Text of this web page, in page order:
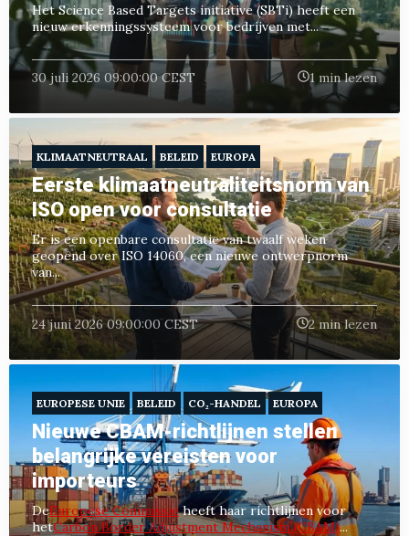
Het Science Based Targets initiative (SBTi) heeft een
nieuw erkenningssysteem voor bedrijven met...
30 juli 2026 09:00:00 CEST 1 min lezen
KLIMAATNEUTRAAL BELEID EUROPA
Eerste klimaatneutraliteitsnorm van
ISO open voor consultatie
Er is een openbare consultatie van twaalf weken
geopend over ISO 14060, een nieuwe ontwerpnorm
van...
24 juni 2026 09:00:00 CEST 2 min lezen
EUROPESE UNIE BELEID CO₂-HANDEL EUROPA
Nieuwe CBAM-richtlijnen stellen
belangrijke vereisten voor
importeurs
DeEuropese Commissieheeft haar richtlijnen voor
hetCarbon Border Adjustment Mechanism (CBAM)...